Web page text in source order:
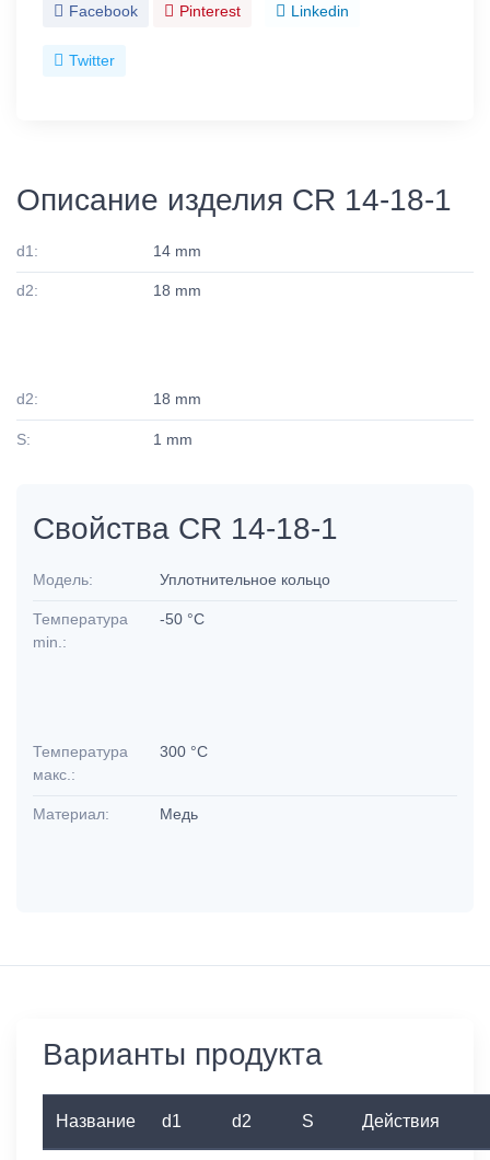
Facebook Pinterest Linkedin
Twitter
Описание изделия CR 14-18-1
d1: 14 mm
d2: 18 mm
d2: 18 mm
S: 1 mm
Свойства CR 14-18-1
Модель: Уплотнительное кольцо
Температура
min.:
-50 °C
Температура
макс.:
300 °C
Материал: Медь
Варианты продукта
Название d1 d2 S Действия